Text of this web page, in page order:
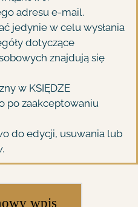
adresu e-mail.
jedynie w celu wysłania
dotyczące
znajdują się
w KSIĘDZE
po zaakceptowaniu
do edycji, usuwania lub